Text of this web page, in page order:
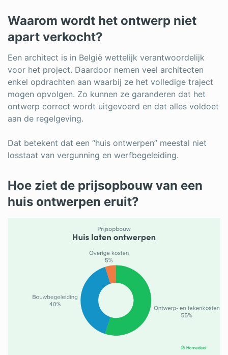
Waarom wordt het ontwerp niet
apart verkocht?
Een architect is in België wettelijk verantwoordelijk
voor het project. Daardoor nemen veel architecten
enkel opdrachten aan waarbij ze het volledige traject
mogen opvolgen. Zo kunnen ze garanderen dat het
ontwerp correct wordt uitgevoerd en dat alles voldoet
aan de regelgeving.
Dat betekent dat een “huis ontwerpen” meestal niet
losstaat van vergunning en werfbegeleiding.
Hoe ziet de prijsopbouw van een
huis ontwerpen eruit?